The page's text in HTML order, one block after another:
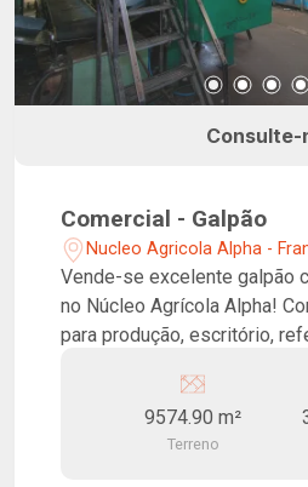
Consulte-
Comercial - Galpão
Nucleo Agricola Alpha -
Vende-se excelente galpão
no Núcleo Agrícola Alpha! Com 3 amplos galpões
para produção, escritório,
externas e amplo espaço
saída de veículos. Local
industrias que necessitam
9574.90 m²
Terreno